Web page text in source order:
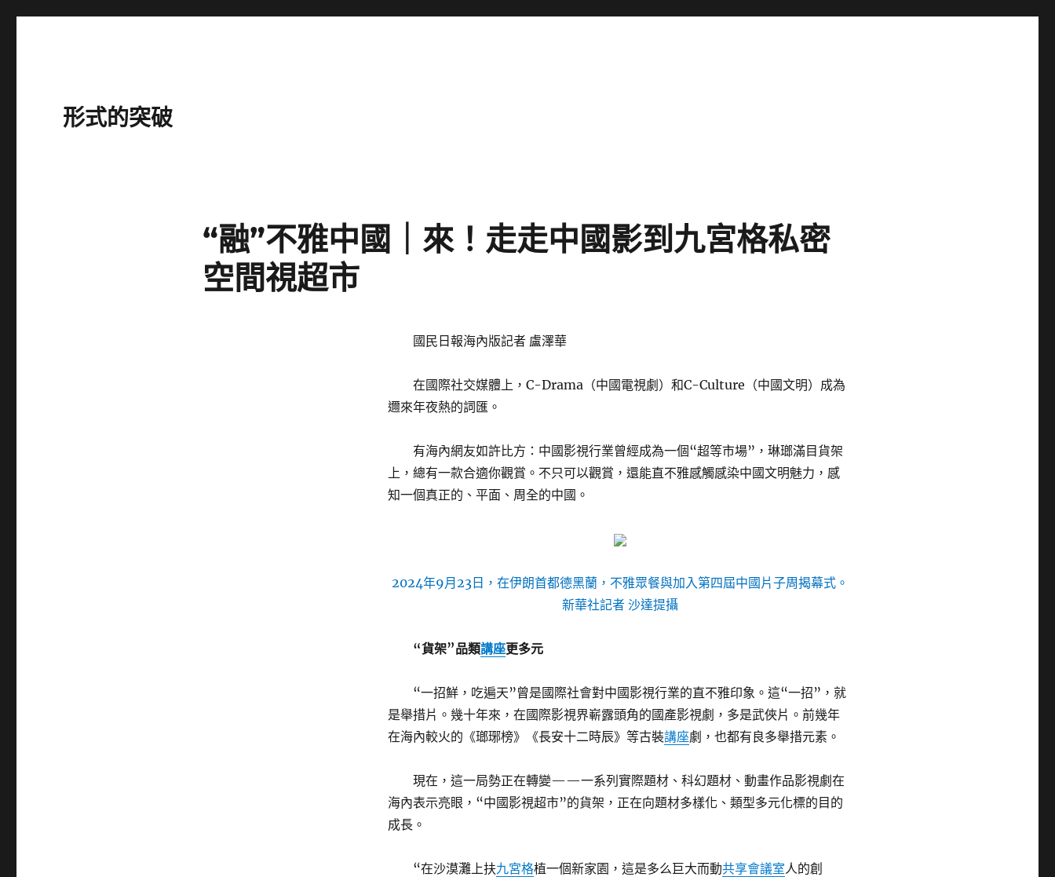
形式的突破
“融”不雅中國｜來！走走中國影到九宮格私密
空間視超市
國民日報海內版記者 盧澤華
在國際社交媒體上，C-Drama（中國電視劇）和C-Culture（中國文明）成為
邇來年夜熱的詞匯。
有海內網友如許比方：中國影視行業曾經成為一個“超等市場”，琳瑯滿目貨架
上，總有一款合適你觀賞。不只可以觀賞，還能直不雅感觸感染中國文明魅力，感
知一個真正的、平面、周全的中國。
2024年9月23日，在伊朗首都德黑蘭，不雅眾餐與加入第四屆中國片子周揭幕式。
新華社記者 沙達提攝
“貨架”品類講座更多元
“一招鮮，吃遍天”曾是國際社會對中國影視行業的直不雅印象。這“一招”，就
是舉措片。幾十年來，在國際影視界嶄露頭角的國產影視劇，多是武俠片。前幾年
在海內較火的《瑯琊榜》《長安十二時辰》等古裝講座劇，也都有良多舉措元素。
現在，這一局勢正在轉變——一系列實際題材、科幻題材、動畫作品影視劇在
海內表示亮眼，“中國影視超市”的貨架，正在向題材多樣化、類型多元化標的目的
成長。
“在沙漠灘上扶九宮格植一個新家園，這是多么巨大而動共享會議室人的創